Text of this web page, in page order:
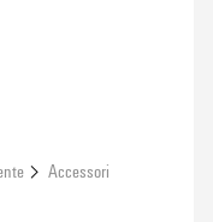
Accessori